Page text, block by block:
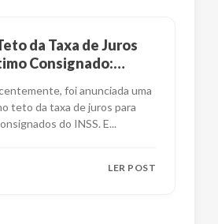
da Taxa de Juros
Consignado:
foi anunciada uma
teto da taxa de juros para
do INSS. E...
LER POST